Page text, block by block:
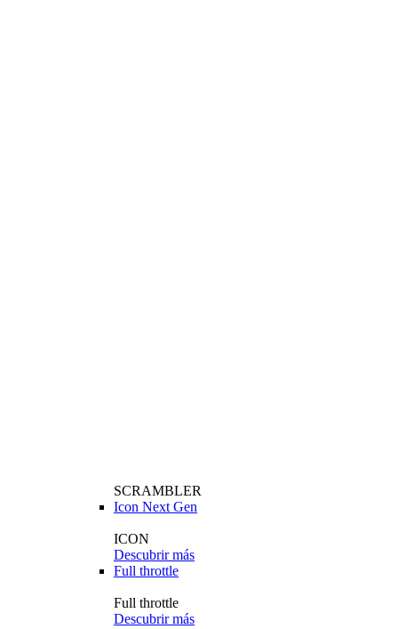
SCRAMBLER
Icon Next Gen
ICON
Descubrir más
Full throttle
Full throttle
Descubrir más